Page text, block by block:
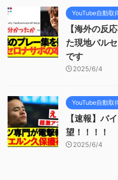
YouTube自動取
【海外の反
た現地バル
です
2025/6/4
YouTube自動取
【速報】バ
望！！！！
2025/6/4